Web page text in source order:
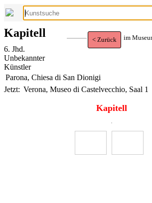
< Zurück im
Kapitell
6. Jhd.
Unbekannter
Künstler
Parona, Chiesa di San Dionigi
Jetzt: Verona, Museo di Castelvecchio, Saal 1
Kapitell